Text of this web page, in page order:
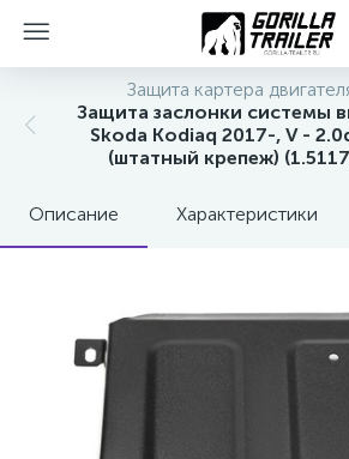
Защита картера
Защита заслонки системы
Skoda Kodiaq 2017-, V -
(штатный крепеж)
Описание Характеристики